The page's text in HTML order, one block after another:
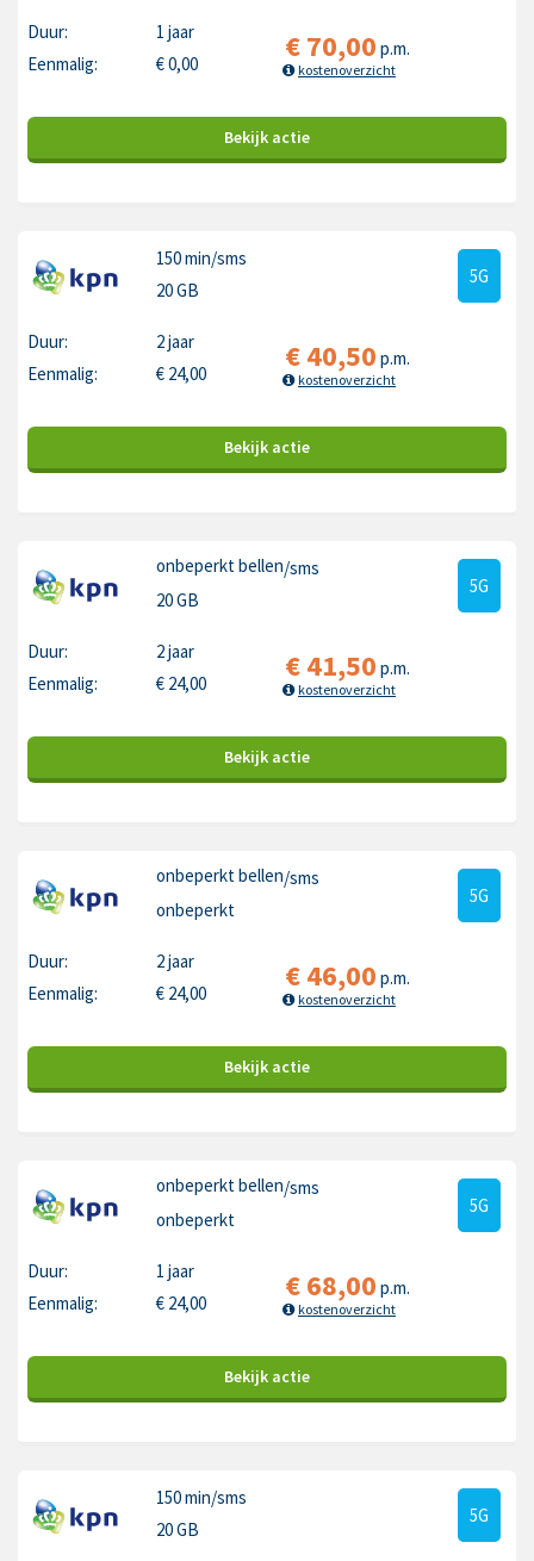
Duur:
1 jaar
Eenmalig:
€0,00 €70,00 p.m.
kostenoverzicht
Bekijk actie
150 min/sms
20 GB
5G
Duur:
2 jaar
Eenmalig:
€ 24,00 €40,50 p.m.
kostenoverzicht
Bekijk actie
onbeperkt bellen/sms
20 GB
5G
Duur:
2 jaar
Eenmalig:
€ 24,00 €41,50 p.m.
kostenoverzicht
Bekijk actie
onbeperkt bellen/sms
onbeperkt
5G
Duur:
2 jaar
Eenmalig:
€ 24,00 €46,00 p.m.
kostenoverzicht
Bekijk actie
onbeperkt bellen/sms
onbeperkt
5G
Duur:
1 jaar
Eenmalig:
€ 24,00 €68,00 p.m.
kostenoverzicht
Bekijk actie
150 min/sms
20 GB
5G